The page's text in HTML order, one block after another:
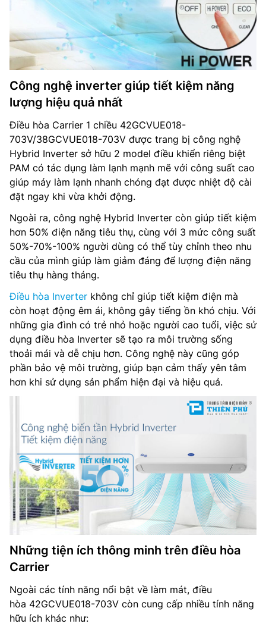
Công nghệ inverter giúp tiết kiệm năng
lượng hiệu quả nhất
Điều hòa Carrier 1 chiều 42GCVUE018-
703V/38GCVUE018-703V được trang bị công nghệ
Hybrid Inverter sở hữu 2 model điều khiển riêng biệt
PAM có tác dụng làm lạnh mạnh mẽ với công suất cao
giúp máy làm lạnh nhanh chóng đạt được nhiệt độ cài
đặt ngay khi vừa khởi động.
Ngoài ra, công nghệ Hybrid Inverter còn giúp tiết kiệm
hơn 50% điện năng tiêu thụ, cùng với 3 mức công suất
50%-70%-100% người dùng có thể tùy chỉnh theo nhu
cầu của mình giúp làm giảm đáng để lượng điện năng
tiêu thụ hàng tháng.
Điều hòa Inverter không chỉ giúp tiết kiệm điện mà
còn hoạt động êm ái, không gây tiếng ồn khó chịu. Với
những gia đình có trẻ nhỏ hoặc người cao tuổi, việc sử
dụng điều hòa Inverter sẽ tạo ra môi trường sống
thoải mái và dễ chịu hơn. Công nghệ này cũng góp
phần bảo vệ môi trường, giúp bạn cảm thấy yên tâm
hơn khi sử dụng sản phẩm hiện đại và hiệu quả.
Những tiện ích thông minh trên điều hòa
Carrier
Ngoài các tính năng nổi bật về làm mát, điều
hòa 42GCVUE018-703V còn cung cấp nhiều tính năng
hữu ích khác như: